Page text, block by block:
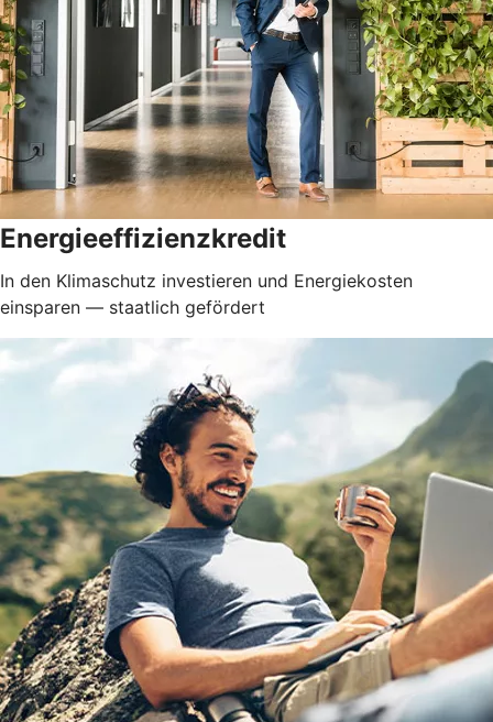
Energieeffizienzkredit
In den Klimaschutz investieren und Energiekosten
einsparen — staatlich gefördert